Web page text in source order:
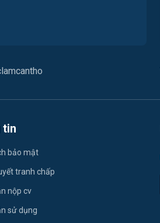
tin
bảo mật
tranh chấp
nộp cv
sử dụng